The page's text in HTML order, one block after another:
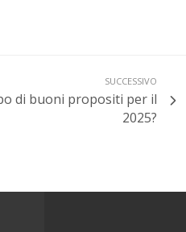
SUCCESSIVO
di buoni propositi per il
2025?